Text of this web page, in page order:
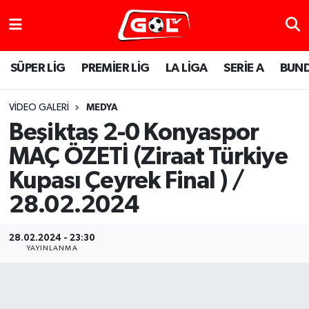
SÜPER LİG PREMİER LİG LA LİGA SERİE A
VIDEO GALERI MEDYA
Beşiktaş 2-0 Konyaspor
MAÇ ÖZETİ (Ziraat Türkiye
Kupası Çeyrek Final ) /
28.02.2024
28.02.2024 - 23:30
YAYINLANMA